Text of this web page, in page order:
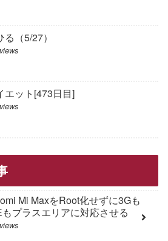
る（5/27）
エット[473日目]
Mi MaxをRoot化せずに3Gも
もプラスエリアに対応させる